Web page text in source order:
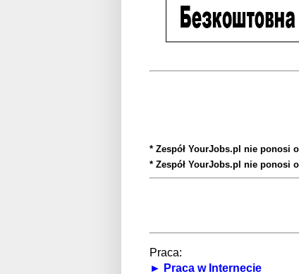
* Zespół YourJobs.pl nie ponosi
* Zespół YourJobs.pl nie ponosi
Praca:
► Praca w Internecie